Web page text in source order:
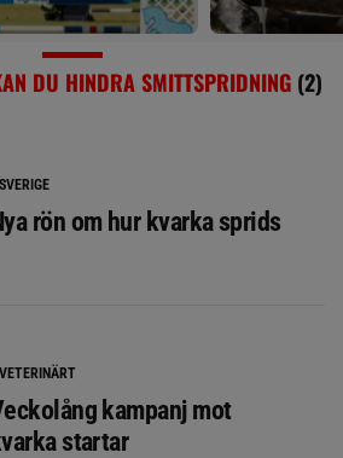
DU HINDRA SMITTSPRIDNING (2)
SVERIGE
rön om hur kvarka sprids
VETERINÄRT
kampanj mot
startar